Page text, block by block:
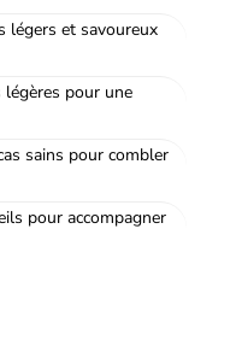
légers et savoureux
légères pour une
sains pour combler
pour accompagner